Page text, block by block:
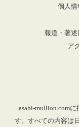
個人情
報道・著
ア
asahi-mullion.com
す。すべての内容は